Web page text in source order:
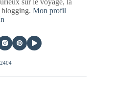
blogging. Mon profil